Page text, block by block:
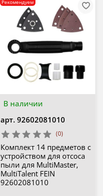
В наличии
Рекомендуем
арт. 92602081010
(0)
Комплект 14 предметов с
устройством для отсоса
пыли для MultiMaster,
MultiTalent FEIN
92602081010